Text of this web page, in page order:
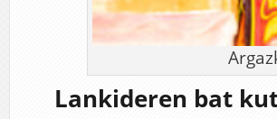
Lankideren bat